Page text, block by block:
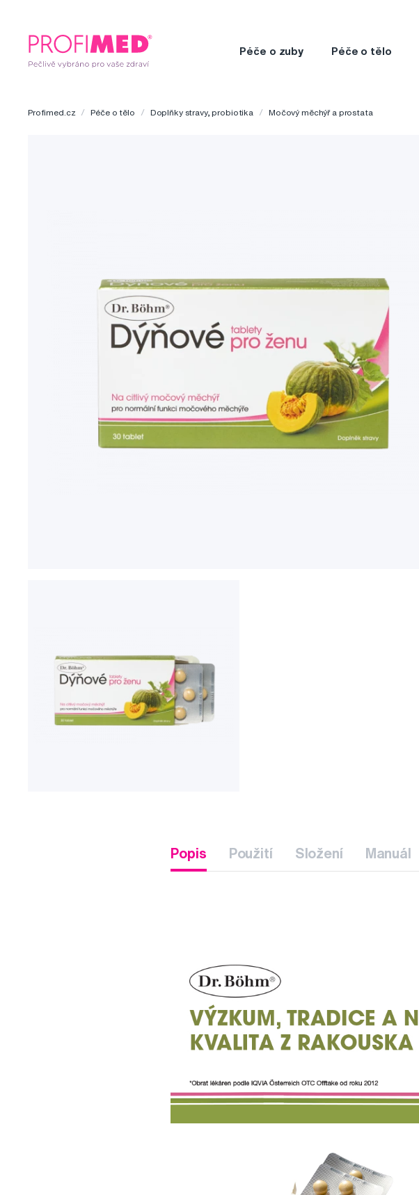
Péče o zuby Péče o tělo
Profimed.cz Péče o tělo Doplňky stravy, probiotika Močový měchýř a prostata
Popis Použití Složení Manuál